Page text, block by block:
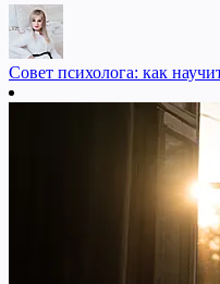
Совет психолога: как